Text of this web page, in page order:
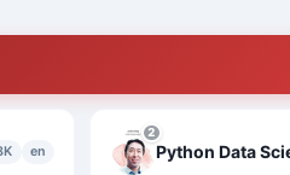
en
2
Python Data